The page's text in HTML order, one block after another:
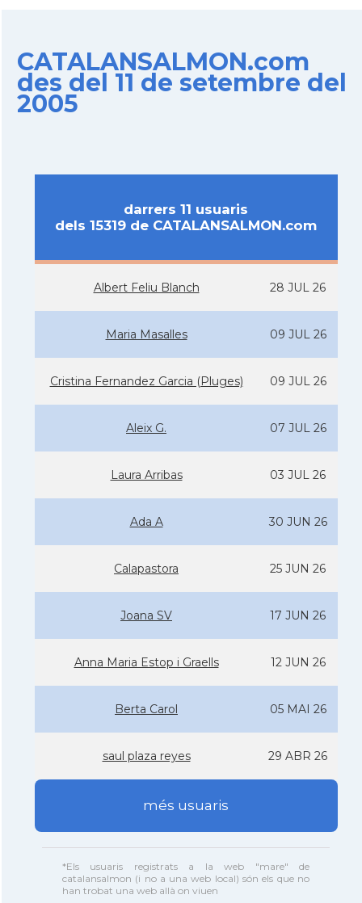
CATALANSALMON.com
des del 11 de setembre del
2005
darrers 11 usuaris
dels 15319 de CATALANSALMON.com
Albert Feliu Blanch 28 JUL 26
Maria Masalles 09 JUL 26
Cristina Fernandez Garcia (Pluges) 09 JUL 26
Aleix G. 07 JUL 26
Laura Arribas 03 JUL 26
Ada A 30 JUN 26
Calapastora 25 JUN 26
Joana SV 17 JUN 26
Anna Maria Estop i Graells 12 JUN 26
Berta Carol 05 MAI 26
saul plaza reyes 29 ABR 26
més usuaris
*Els usuaris registrats a la web "mare" de
catalansalmon (i no a una web local) són els que no
han trobat una web allà on viuen